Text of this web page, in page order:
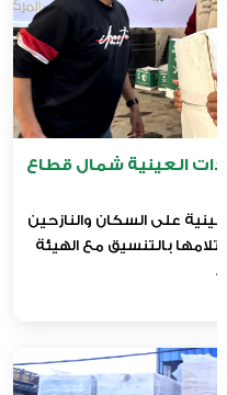
العينية شمال قطاع
على السكان والنازحين
بالتنسيق مع الهيئة